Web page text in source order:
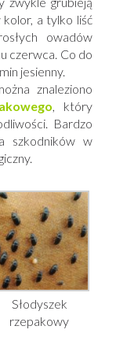
a tylko liść
owadów
czerwca. Co do
jesienny.
znaleziono
, który
Bardzo
szkodników w
Słodyszek
rzepakowy